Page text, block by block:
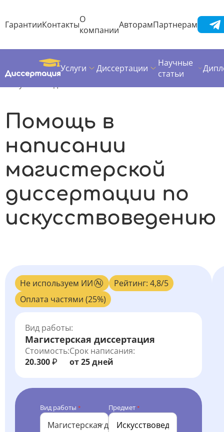
ГарантииКонтактыО
компанииАвторамПартнерам
Услуги Диссертации
Научные
статьи
ДиссертацияПредметы диссертаций
Помощь в
написании
магистерской
диссертации по
искусствоведению
Не используем ИИ
Рейтинг: 4,8/5
Оплата частями (25%)
Вид работы:
Магистерская диссертация
Стоимость:
20.300 ₽
Срок написания:
от 25 дней
Вид работы *
Магистерская диссертация
Предмет *